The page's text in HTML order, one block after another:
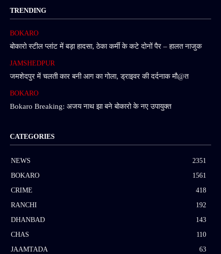
TRENDING
BOKARO
बोकारो स्टील प्लांट में बड़ा हादसा, ठेका कर्मी के कटे दोनों पैर – हालत नाजुक
JAMSHEDPUR
जमशेदपुर में चलती कार बनी आग का गोला, ड्राइवर की दर्दनाक मौ@त
BOKARO
Bokaro Breaking: अजय नाथ झा बने बोकारो के नए उपायुक्त
CATEGORIES
NEWS
2351
BOKARO
1561
CRIME
418
RANCHI
192
DHANBAD
143
CHAS
110
JAAMTADA
63